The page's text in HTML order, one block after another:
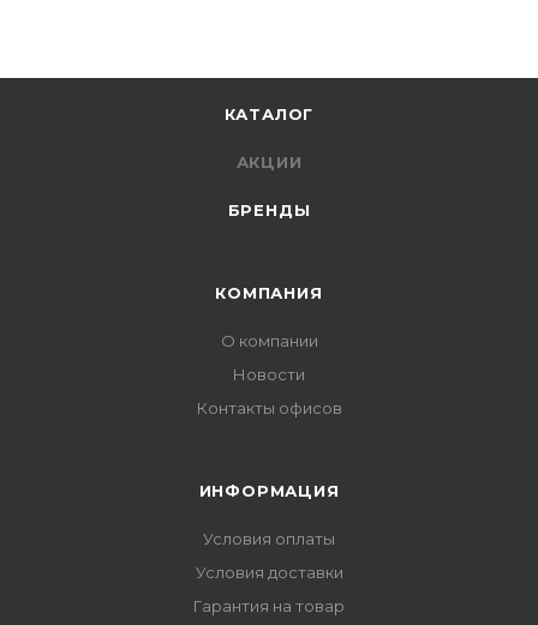
КАТАЛОГ
АКЦИИ
БРЕНДЫ
КОМПАНИЯ
О компании
Новости
Контакты офисов
ИНФОРМАЦИЯ
Условия оплаты
Условия доставки
Гарантия на товар